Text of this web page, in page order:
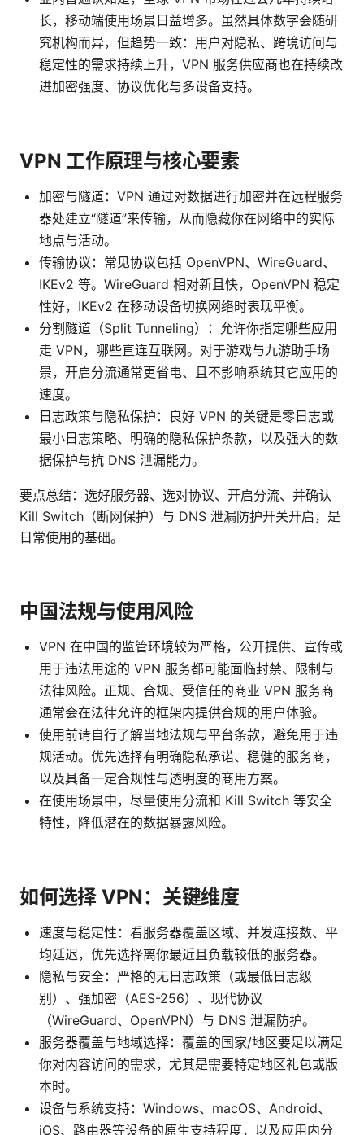
长，移动端使用场景日益增多。虽然具体数字会随研
究机构而异，但趋势一致：用户对隐私、跨境访问与
稳定性的需求持续上升，VPN 服务供应商也在持续改
进加密强度、协议优化与多设备支持。
VPN 工作原理与核心要素
加密与隧道：VPN 通过对数据进行加密并在远程服务
器处建立“隧道”来传输，从而隐藏你在网络中的实际
地点与活动。
传输协议：常见协议包括 OpenVPN、WireGuard、
IKEv2 等。WireGuard 相对新且快，OpenVPN 稳定
性好，IKEv2 在移动设备切换网络时表现平衡。
分割隧道（Split Tunneling）：允许你指定哪些应用
走 VPN，哪些直连互联网。对于游戏与九游助手场
景，开启分流通常更省电、且不影响系统其它应用的
速度。
日志政策与隐私保护：良好 VPN 的关键是零日志或
最小日志策略、明确的隐私保护条款，以及强大的数
据保护与抗 DNS 泄漏能力。
要点总结：选好服务器、选对协议、开启分流、并确认
Kill Switch（断网保护）与 DNS 泄漏防护开关开启，是
日常使用的基础。
中国法规与使用风险
VPN 在中国的监管环境较为严格，公开提供、宣传或
用于违法用途的 VPN 服务都可能面临封禁、限制与
法律风险。正规、合规、受信任的商业 VPN 服务商
通常会在法律允许的框架内提供合规的用户体验。
使用前请自行了解当地法规与平台条款，避免用于违
规活动。优先选择有明确隐私承诺、稳健的服务商，
以及具备一定合规性与透明度的商用方案。
在使用场景中，尽量使用分流和 Kill Switch 等安全
特性，降低潜在的数据暴露风险。
如何选择 VPN：关键维度
速度与稳定性：看服务器覆盖区域、并发连接数、平
均延迟，优先选择离你最近且负载较低的服务器。
隐私与安全：严格的无日志政策（或最低日志级
别）、强加密（AES-256）、现代协议
（WireGuard、OpenVPN）与 DNS 泄漏防护。
服务器覆盖与地域选择：覆盖的国家/地区要足以满足
你对内容访问的需求，尤其是需要特定地区礼包或版
本时。
设备与系统支持：Windows、macOS、Android、
iOS、路由器等设备的原生支持程度，以及应用内分